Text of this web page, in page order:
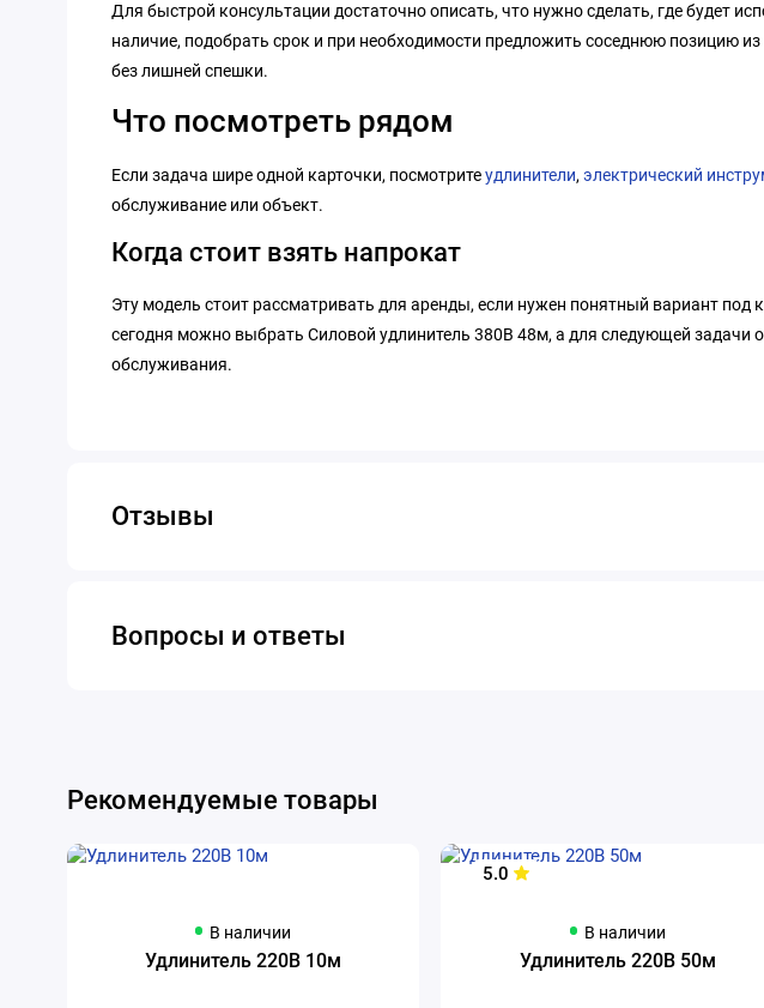
Для быстрой консультации достаточно описать, что нужно сделать, где будет
наличие, подобрать срок и при необходимости предложить соседнюю позицию
без лишней спешки.
Что посмотреть рядом
Если задача шире одной карточки, посмотритеудлинители, электрический
обслуживание или объект.
Когда стоит взять напрокат
Эту модель стоит рассматривать для аренды, если нужен понятный вариант под
сегодня можно выбрать Силовой удлинитель 380В 48м, а для следующей задачи
обслуживания.
Отзывы
Вопросы и ответы
Рекомендуемые товары
В наличии
Удлинитель 220В 10м
5.0
В наличии
Удлинитель 220В 50м